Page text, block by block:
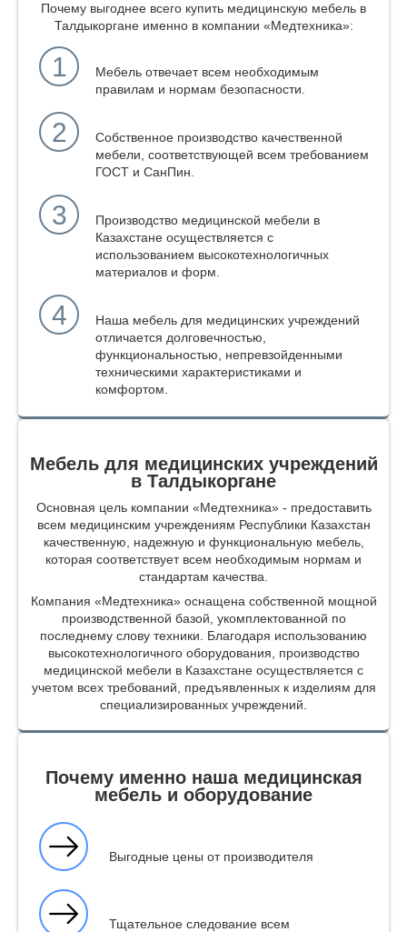
Почему выгоднее всего купить медицинскую мебель в
Талдыкоргане именно в компании «Медтехника»:
1
Мебель отвечает всем необходимым
правилам и нормам безопасности.
2
Собственное производство качественной
мебели, соответствующей всем требованием
ГОСТ и СанПин.
3
Производство медицинской мебели в
Казахстане осуществляется с
использованием высокотехнологичных
материалов и форм.
4
Наша мебель для медицинских учреждений
отличается долговечностью,
функциональностью, непревзойденными
техническими характеристиками и
комфортом.
Мебель для медицинских учреждений
в Талдыкоргане
Основная цель компании «Медтехника» - предоставить
всем медицинским учреждениям Республики Казахстан
качественную, надежную и функциональную мебель,
которая соответствует всем необходимым нормам и
стандартам качества.
Компания «Медтехника» оснащена собственной мощной
производственной базой, укомплектованной по
последнему слову техники. Благодаря использованию
высокотехнологичного оборудования, производство
медицинской мебели в Казахстане осуществляется с
учетом всех требований, предъявленных к изделиям для
специализированных учреждений.
Почему именно наша медицинская
мебель и оборудование
Выгодные цены от производителя
Тщательное следование всем